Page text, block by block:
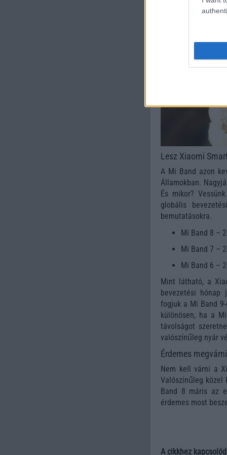
Lesz Xiaomi
A Mi Band azon
Államokban.
És mikor?
globális
bemutatásokra.
Mi Band 8 –
Mi Band 7 –
Mi Band 6 –
Mint látható, a
bevezetési hónap
fogjuk a Mi Band
különösen, ha a
távolságot
valószínűleg nyár
Érdemes
Nem kell várni a
Valószínűleg közel
Band 8 máris az
érdemes most
A cikkhez